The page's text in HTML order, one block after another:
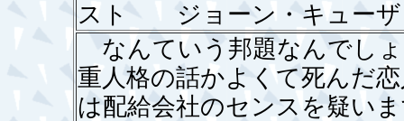
スト ジョーン・キュー
なんていう邦題なんでし
重人格の話かよくて死んだ
は配給会社のセンスを疑い